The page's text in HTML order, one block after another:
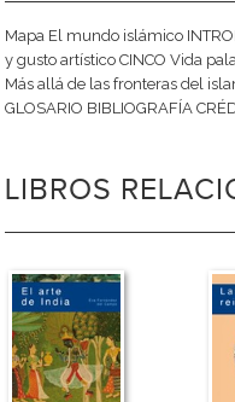
Mapa El mundo islámico
y gusto artístico CINCO Vida
Más allá de las fronteras del
GLOSARIO BIBLIOGRAFÍA
LIBROS